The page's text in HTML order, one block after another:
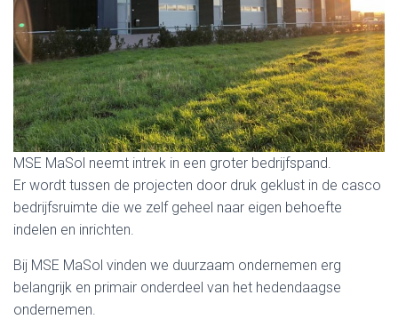
MSE MaSol neemt intrek in een groter bedrijfspand.
Er wordt tussen de projecten door druk geklust in de casco
bedrijfsruimte die we zelf geheel naar eigen behoefte
indelen en inrichten.
Bij MSE MaSol vinden we duurzaam ondernemen erg
belangrijk en primair onderdeel van het hedendaagse
ondernemen.